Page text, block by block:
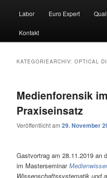
Labor Euro Expert
Kontakt
KATEGORIEARCHIV:OPTICAL
Medienforensik im
Praxiseinsatz
Veröffentlicht am29. November
Gastvortrag am 28.11.2019 an
im Masterseminar
Wissenschaftssystematik und